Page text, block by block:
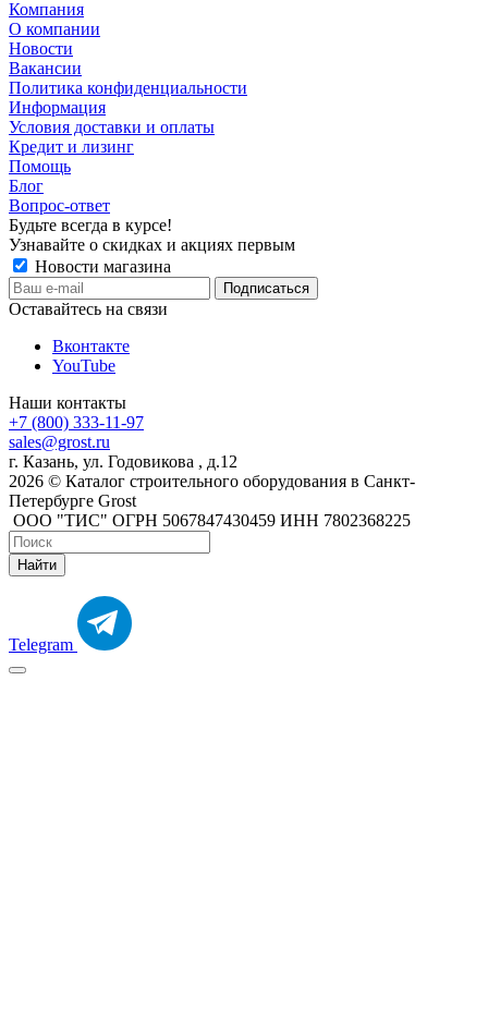
Компания
О компании
Новости
Вакансии
Политика конфиденциальности
Информация
Условия доставки и оплаты
Кредит и лизинг
Помощь
Блог
Вопрос-ответ
Будьте всегда в курсе!
Узнавайте о скидках и акциях первым
Новости магазина
Оставайтесь на связи
Вконтакте
YouTube
Наши контакты
+7 (800) 333-11-97
sales@grost.ru
г. Казань, ул. Годовикова , д.12
2026 © Каталог строительного оборудования в Санкт-
Петербурге Grost
ООО "ТИС" ОГРН 5067847430459 ИНН 7802368225
Найти
Telegram